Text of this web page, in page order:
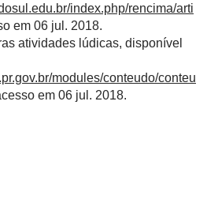
index.php/rencima/arti
em 06 jul. 2018.
atividades lúdicas, disponível
modules/conteudo/conteu
em 06 jul. 2018.